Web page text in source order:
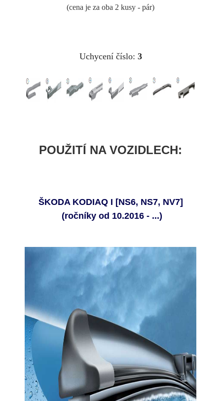
(cena je za oba 2 kusy - pár)
Uchycení číslo: 3
POUŽITÍ NA VOZIDLECH:
ŠKODA KODIAQ I [NS6, NS7, NV7]
(ročníky od 10.2016 - ...)